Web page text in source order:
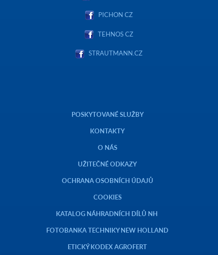
PICHON CZ
TEHNOS CZ
STRAUTMANN.CZ
POSKYTOVANÉ SLUŽBY
KONTAKTY
O NÁS
UŽITEČNÉ ODKAZY
OCHRANA OSOBNÍCH ÚDAJŮ
COOKIES
KATALOG NÁHRADNÍCH DÍLŮ NH
FOTOBANKA TECHNIKY NEW HOLLAND
ETICKÝ KODEX AGROFERT